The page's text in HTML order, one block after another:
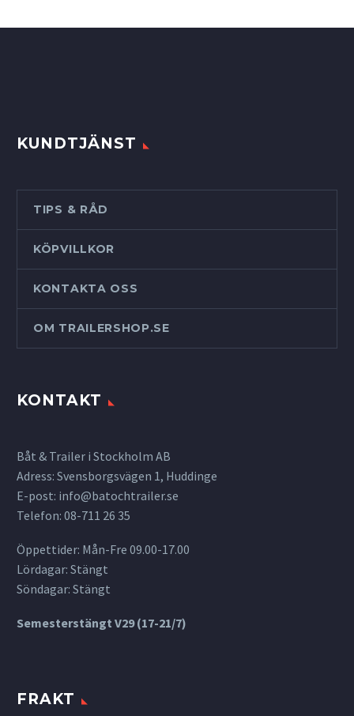
KUNDTJÄNST
TIPS & RÅD
KÖPVILLKOR
KONTAKTA OSS
OM TRAILERSHOP.SE
KONTAKT
Båt & Trailer i Stockholm AB
Adress: Svensborgsvägen 1, Huddinge
E-post: info@batochtrailer.se
Telefon: 08-711 26 35
Öppettider: Mån-Fre 09.00-17.00
Lördagar: Stängt
Söndagar: Stängt
Semesterstängt V29 (17-21/7)
FRAKT